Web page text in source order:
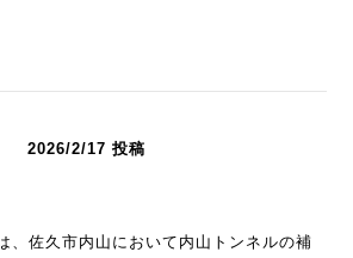
2026/2/17 投稿
、佐久市内山において内山トンネルの補